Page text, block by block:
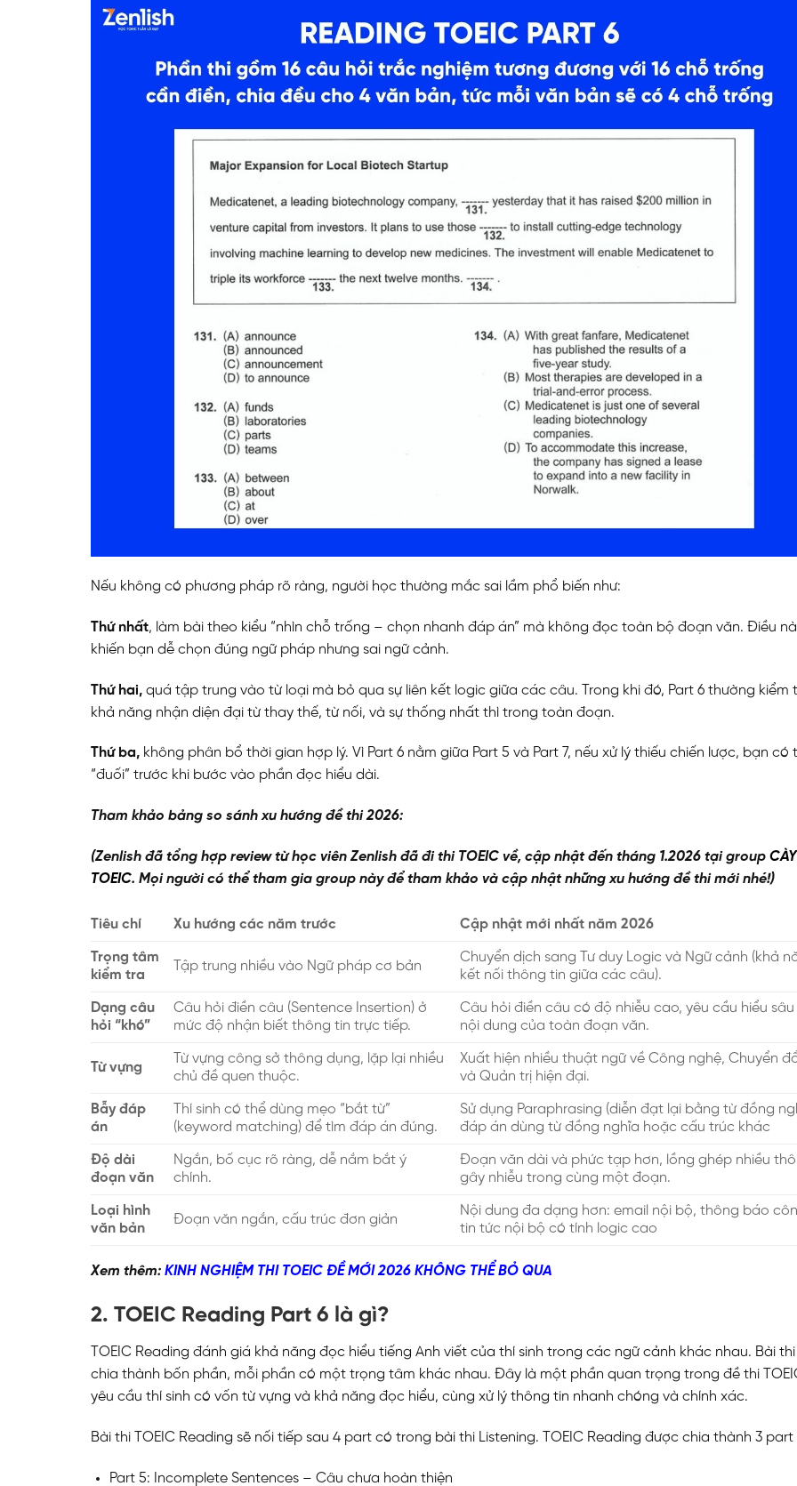
Nếu không có phương pháp rõ ràng, người học thường mắc sai lầm phổ biến như:
Thứ nhất, làm bài theo kiểu “nhìn chỗ trống – chọn nhanh đáp án” mà không đọc toàn bộ đoạn văn. Điều
khiến bạn dễ chọn đúng ngữ pháp nhưng sai ngữ cảnh.
Thứ hai, quá tập trung vào từ loại mà bỏ qua sự liên kết logic giữa các câu. Trong khi đó, Part 6 thường kiểm
khả năng nhận diện đại từ thay thế, từ nối, và sự thống nhất thì trong toàn đoạn.
Thứ ba, không phân bổ thời gian hợp lý. Vì Part 6 nằm giữa Part 5 và Part 7, nếu xử lý thiếu chiến lược, bạn có
“đuối” trước khi bước vào phần đọc hiểu dài.
Tham khảo bảng so sánh xu hướng đề thi 2026:
(Zenlish đã tổng hợp review từ học viên Zenlish đã đi thi TOEIC về, cập nhật đến tháng 1.2026 tại group
TOEIC. Mọi người có thể tham gia group này để tham khảo và cập nhật những xu hướng đề thi mới nhé!)
Tiêu chí Xu hướng các năm trước Cập nhật mới nhất năm 2026
Trọng tâm
kiểm tra
Tập trung nhiều vào Ngữ pháp cơ bản
Chuyển dịch sang Tư duy Logic và Ngữ cảnh (khả
kết nối thông tin giữa các câu).
Dạng câu
hỏi “khó”
Câu hỏi điền câu (Sentence Insertion) ở
mức độ nhận biết thông tin trực tiếp.
Câu hỏi điền câu có độ nhiễu cao, yêu cầu hiểu
nội dung của toàn đoạn văn.
Từ vựng
Từ vựng công sở thông dụng, lặp lại nhiều
chủ đề quen thuộc.
Xuất hiện nhiều thuật ngữ về Công nghệ, Chuyển
và Quản trị hiện đại.
Bẫy đáp
án
Thí sinh có thể dùng mẹo “bắt từ”
(keyword matching) để tìm đáp án đúng.
Sử dụng Paraphrasing (diễn đạt lại bằng từ đồng
đáp án dùng từ đồng nghĩa hoặc cấu trúc khác
Độ dài
đoạn văn
Ngắn, bố cục rõ ràng, dễ nắm bắt ý
chính.
Đoạn văn dài và phức tạp hơn, lồng ghép nhiều
gây nhiễu trong cùng một đoạn.
Loại hình
văn bản
Đoạn văn ngắn, cấu trúc đơn giản
Nội dung đa dạng hơn: email nội bộ, thông báo
tin tức nội bộ có tính logic cao
Xem thêm: KINH NGHIỆM THI TOEIC ĐỀ MỚI 2026 KHÔNG THỂ BỎ QUA
2. TOEIC Reading Part 6 là gì?
TOEIC Reading đánh giá khả năng đọc hiểu tiếng Anh viết của thí sinh trong các ngữ cảnh khác nhau. Bài
chia thành bốn phần, mỗi phần có một trọng tâm khác nhau. Đây là một phần quan trọng trong đề thi
yêu cầu thí sinh có vốn từ vựng và khả năng đọc hiểu, cùng xử lý thông tin nhanh chóng và chính xác.
Bài thi TOEIC Reading sẽ nối tiếp sau 4 part có trong bài thi Listening. TOEIC Reading được chia thành 3 part
Part 5: Incomplete Sentences – Câu chưa hoàn thiện